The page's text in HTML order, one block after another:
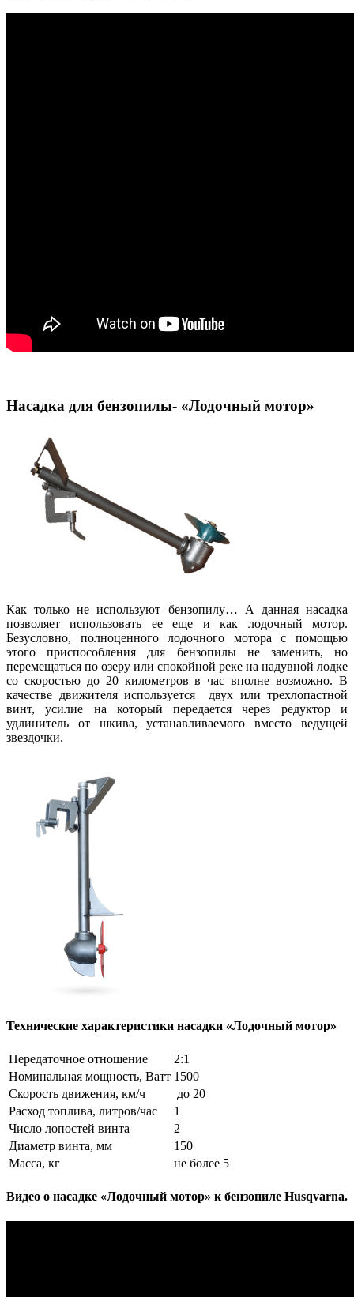
Насадка для бензопилы- «Лодочный мотор»
Как только не используют бензопилу… А данная насадка
позволяет использовать ее еще и как лодочный мотор.
Безусловно, полноценного лодочного мотора с помощью
этого приспособления для бензопилы не заменить, но
перемещаться по озеру или спокойной реке на надувной лодке
со скоростью до 20 километров в час вполне возможно. В
качестве движителя используется двух или трехлопастной
винт, усилие на который передается через редуктор и
удлинитель от шкива, устанавливаемого вместо ведущей
звездочки.
Технические характеристики насадки «Лодочный мотор»
Передаточное отношение
2:1
Номинальная мощность, Ватт 1500
Скорость движения, км/ч
до 20
Расход топлива, литров/час
1
Число лопостей винта
2
Диаметр винта, мм
150
Масса, кг
не более 5
Видео о насадке «Лодочный мотор» к бензопиле Husqvarna.